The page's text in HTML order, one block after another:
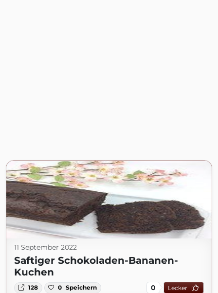
11 September 2022
Saftiger Schokoladen-Bananen-
Kuchen
128 0 Speichern 0 Lecker